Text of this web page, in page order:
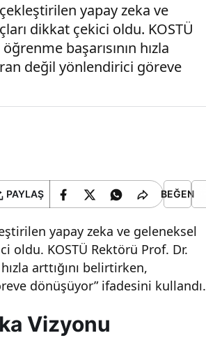
yapay zeka ve
dikkat çekici oldu. KOSTÜ
başarısının hızla
değil yönlendirici göreve
PAYLAŞ BEĞEN
yapay zeka ve geleneksel
oldu. KOSTÜ Rektörü Prof. Dr.
arttığını belirtirken,
dönüşüyor” ifadesini kullandı.
Vizyonu